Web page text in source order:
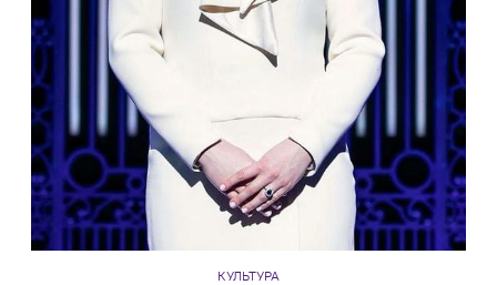
КУЛЬТУРА